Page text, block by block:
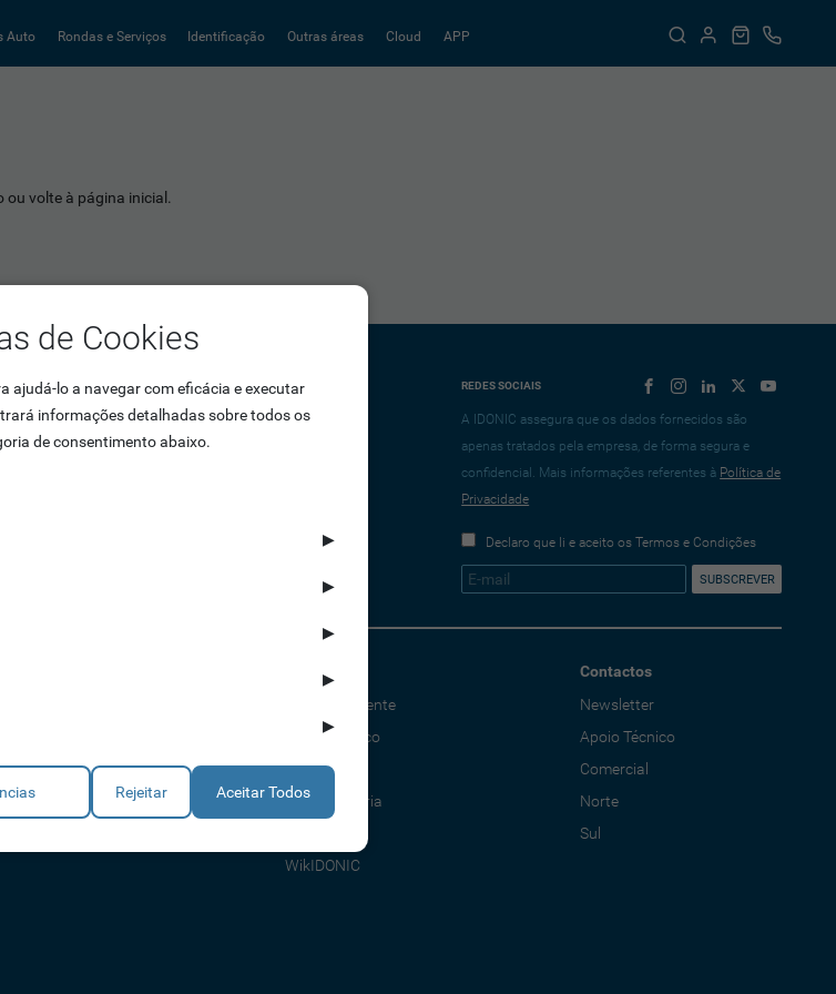
Auto Rondas e Serviços Identificação Outras áreas Cloud APP
ou volte à página inicial.
REDES SOCIAIS
A IDONIC assegura que os dados fornecidos são
apenas tratados pela empresa, de forma segura e
confidencial. Mais informações referentes à Política de
Privacidade
Declaro que li e aceito os Termos e Condições
Ajuda
Apoio ao Cliente
Apoio Técnico
Comercial
Consultadoria
WikIDONIC
Contactos
Newsletter
Apoio Técnico
Comercial
Norte
Sul
de Cookies
ajudá-lo a navegar com eficácia e executar
informações detalhadas sobre todos os
de consentimento abaixo.
▶
▶
▶
▶
▶
Rejeitar Aceitar Todos